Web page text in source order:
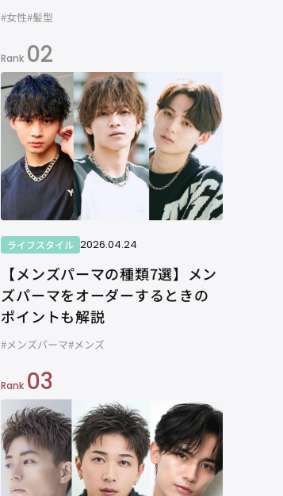
#女性#髪型
Rank 02
ライフスタイル 2026.04.24
【メンズパーマの種類7選】メン
ズパーマをオーダーするときの
ポイントも解説
#メンズパーマ#メンズ
Rank 03